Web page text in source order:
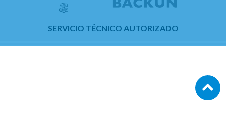
SERVICIO TÉCNICO AUTORIZADO